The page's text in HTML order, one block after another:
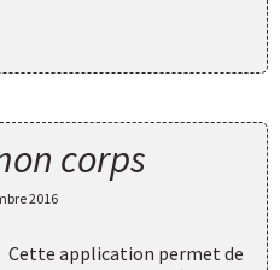
corps
2016
Cette application permet de